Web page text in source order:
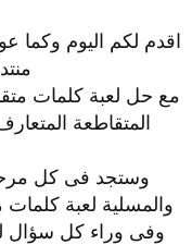
اقدم لكم اليوم
مع حل لعبة كلمات
المتقاطعة
وستجد فى كل
والمسلية لعبة كلمات
وفى وراء كل سؤال